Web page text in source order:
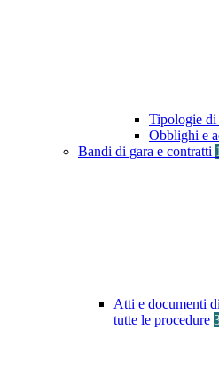
Tipologie
Obblighi e
Bandi di gara e contratti
Atti e documenti
tutte le procedure